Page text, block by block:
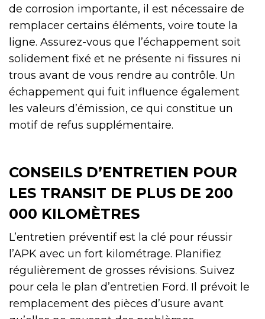
de corrosion importante, il est nécessaire de
remplacer certains éléments, voire toute la
ligne. Assurez-vous que l’échappement soit
solidement fixé et ne présente ni fissures ni
trous avant de vous rendre au contrôle. Un
échappement qui fuit influence également
les valeurs d’émission, ce qui constitue un
motif de refus supplémentaire.
CONSEILS D’ENTRETIEN POUR
LES TRANSIT DE PLUS DE 200
000 KILOMÈTRES
L’entretien préventif est la clé pour réussir
l’APK avec un fort kilométrage. Planifiez
régulièrement de grosses révisions. Suivez
pour cela le plan d’entretien Ford. Il prévoit le
remplacement des pièces d’usure avant